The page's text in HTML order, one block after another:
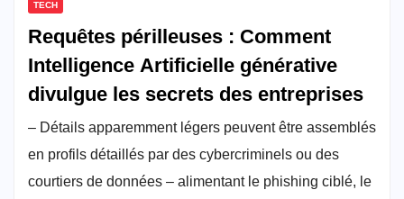
TECH
Requêtes périlleuses : Comment
Intelligence Artificielle générative
divulgue les secrets des entreprises
– Détails apparemment légers peuvent être assemblés
en profils détaillés par des cybercriminels ou des
courtiers de données – alimentant le phishing ciblé, le